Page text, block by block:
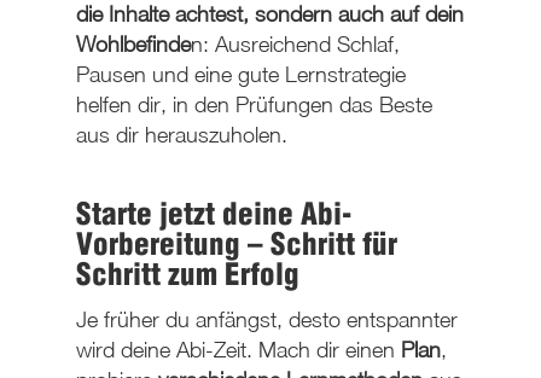
die Inhalte achtest, sondern auch auf dein
Wohlbefinden: Ausreichend Schlaf,
Pausen und eine gute Lernstrategie
helfen dir, in den Prüfungen das Beste
aus dir herauszuholen.
Starte jetzt deine Abi-
Vorbereitung – Schritt für
Schritt zum Erfolg
Je früher du anfängst, desto entspannter
wird deine Abi-Zeit. Mach dir einen Plan,